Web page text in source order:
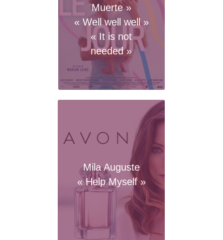
Muerte »
« Well well well »
« It is not
needed »
Mila Auguste
« Help Myself »